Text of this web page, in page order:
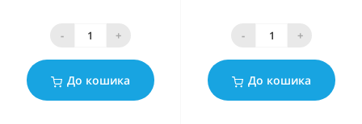
- +
До кошика
- +
До кошика